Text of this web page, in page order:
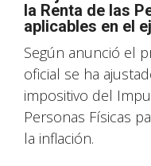
la Renta de las
aplicables en el
Según anunció el
oficial se ha
impositivo del
Personas Físicas
la inflación.